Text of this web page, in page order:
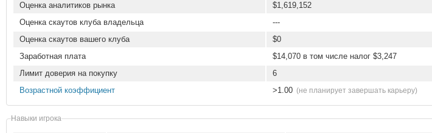
Оценка аналитиков рынка $1,619,152
Оценка скаутов клуба владельца
---
Оценка скаутов вашего клуба
$0
Заработная плата
$14,070 в том числе налог $3,247
Лимит доверия на покупку
6
Возрастной коэффициент
>1.00 (не планирует завершать карьеру)
Навыки игрока